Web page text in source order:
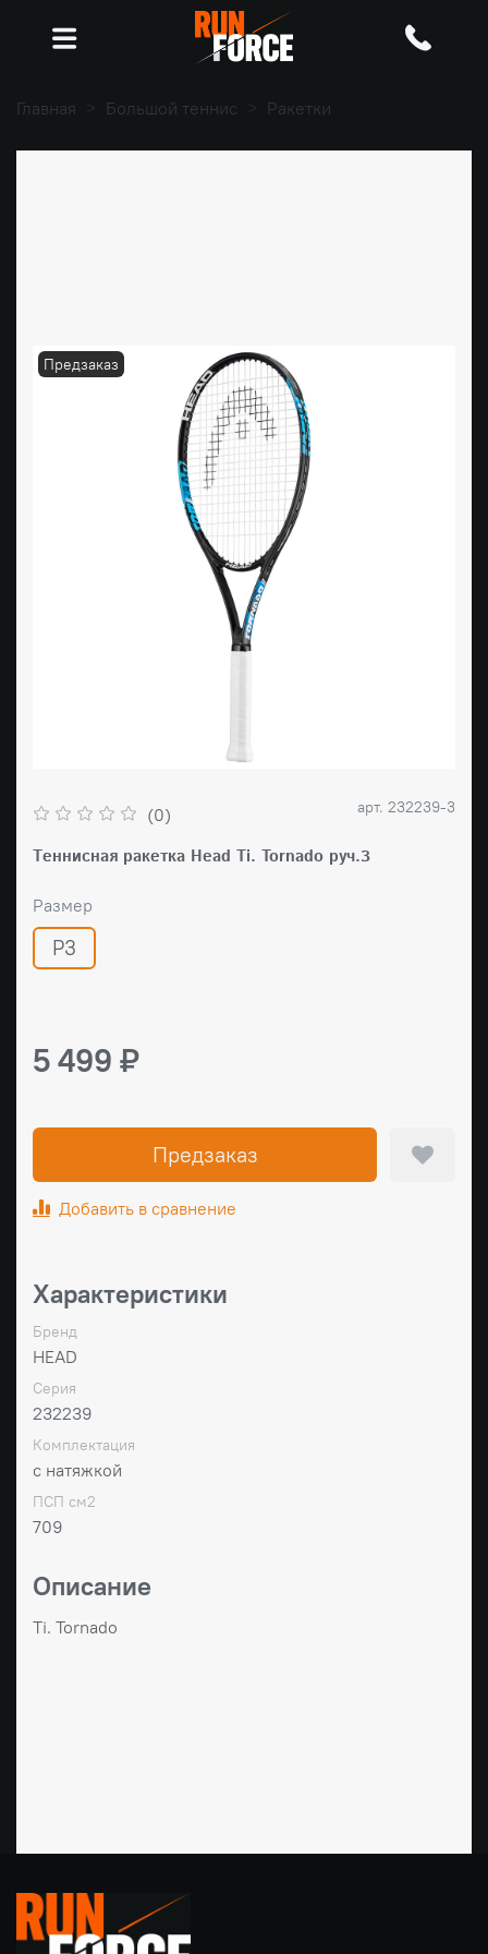
Главная Большой теннис Ракетки
Предзаказ
(0) арт. 232239-3
Tеннисная ракетка Head Ti. Tornado руч.3
Размер
Р3
5 499 ₽
Предзаказ
Добавить в сравнение
Характеристики
Бренд
HEAD
Серия
232239
Комплектация
с натяжкой
ПСП см2
709
Описание
Ti. Tornado